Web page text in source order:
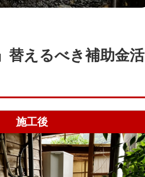
替えるべき補助金活
施工後